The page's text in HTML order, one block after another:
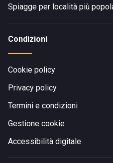
Spiagge per località più
Condizioni
Cookie policy
Privacy policy
Termini e condizioni
Gestione cookie
Accessibilità digitale